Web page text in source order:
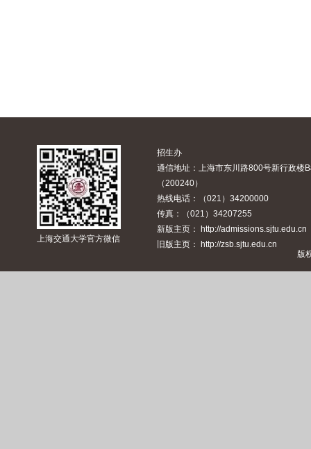
上海交通大学官方微信
招生办
通信地址：上海市东川路800号新行政楼
（200240）
热线电话：（021）34200000
传真：（021）34207255
新版主页： http://admissions.sjtu.edu.cn
旧版主页： http://zsb.sjtu.edu.cn
版